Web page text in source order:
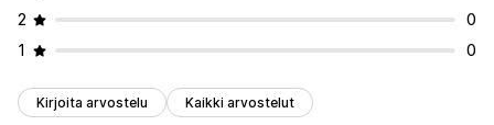
2
0
1
0
Kirjoita arvostelu Kaikki arvostelut